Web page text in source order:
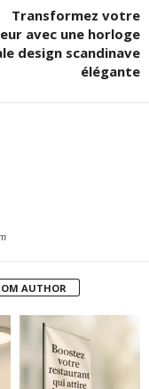
Transformez votre
avec une horloge
design scandinave
élégante
AUTHOR